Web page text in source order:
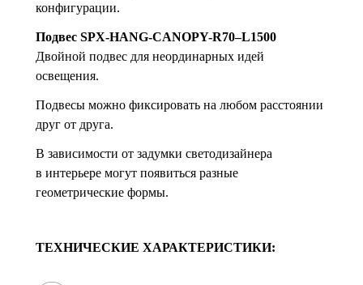
конфигурации.
Подвес SPX-HANG-CANOPY-R70–L1500
Двойной подвес для неординарных идей
освещения.
Подвесы можно фиксировать на любом расстоянии
друг от друга.
В зависимости от задумки светодизайнера
в интерьере могут появиться разные
геометрические формы.
ТЕХНИЧЕСКИЕ ХАРАКТЕРИСТИКИ: